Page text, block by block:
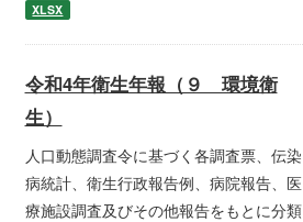
XLSX
令和4年衛生年報（９ 環境衛
生）
人口動態調査令に基づく各調査票、伝染
病統計、衛生行政報告例、病院報告、医
療施設調査及びその他報告をもとに分類